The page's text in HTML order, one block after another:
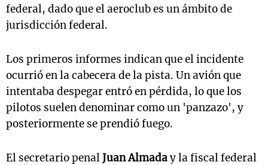
federal, dado que el aeroclub es un ámbito de
jurisdicción federal.
Los primeros informes indican que el incidente
ocurrió en la cabecera de la pista. Un avión que
intentaba despegar entró en pérdida, lo que los
pilotos suelen denominar como un 'panzazo', y
posteriormente se prendió fuego.
El secretario penalJuan Almaday la fiscal federal